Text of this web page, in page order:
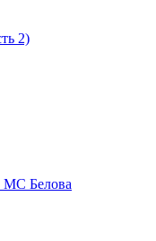
2)
МС Белова